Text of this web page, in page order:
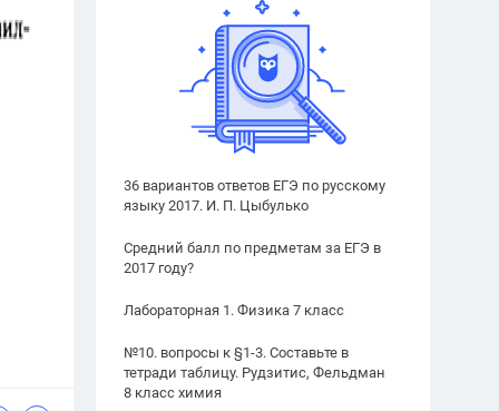
36 вариантов ответов ЕГЭ по русскому
языку 2017. И. П. Цыбулько
Средний балл по предметам за ЕГЭ в
2017 году?
Лабораторная 1. Физика 7 класс
№10. вопросы к §1-3. Составьте в
тетради таблицу. Рудзитис, Фельдман
8 класс химия